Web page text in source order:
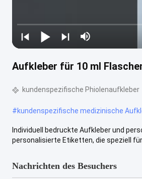
Aufkleber für 10 ml
kundenspezifische Phiolenaufkleber
#kundenspezifische medizinische
Individuell bedruckte Aufkleber und
personalisierte Etiketten, die speziell
Nachrichten des Besuchers